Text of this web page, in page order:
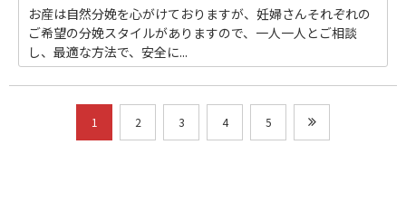
お産は自然分娩を心がけておりますが、妊婦さんそれぞれの
ご希望の分娩スタイルがありますので、一人一人とご相談
し、最適な方法で、安全に...
1 2 3 4 5